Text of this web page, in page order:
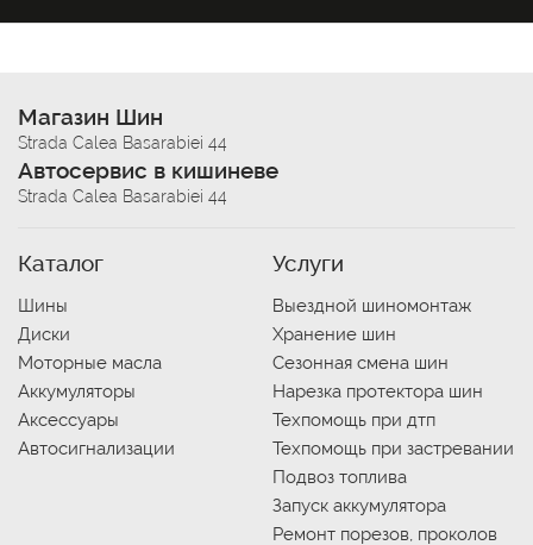
Магазин Шин
Strada Calea Basarabiei 44
Автосервис в кишиневе
Strada Calea Basarabiei 44
Каталог
Шины
Диски
Моторные масла
Аккумуляторы
Аксессуары
Автосигнализации
Услуги
Выездной шиномонтаж
Хранение шин
Сезонная смена шин
Нарезка протектора шин
Техпомощь при дтп
Техпомощь при застревании
Подвоз топлива
Запуск аккумулятора
Ремонт порезов, проколов